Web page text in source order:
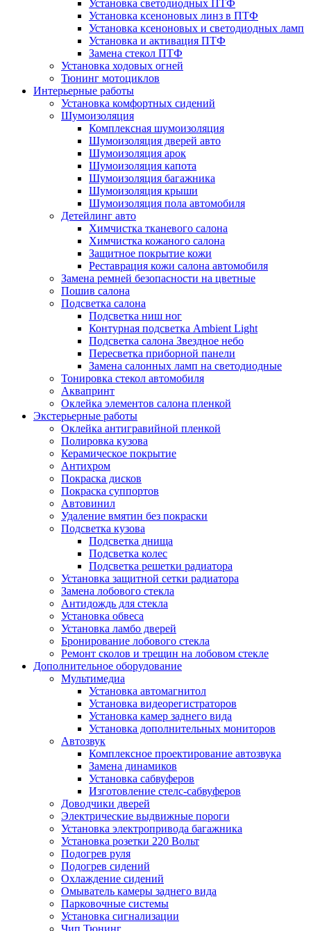
Установка светодиодных ПТФ
Установка ксеноновых линз в ПТФ
Установка ксеноновых и светодиодных ламп
Установка и активация ПТФ
Замена стекол ПТФ
Установка ходовых огней
Тюнинг мотоциклов
Интерьерные работы
Установка комфортных сидений
Шумоизоляция
Комплексная шумоизоляция
Шумоизоляция дверей авто
Шумоизоляция арок
Шумоизоляция капота
Шумоизоляция багажника
Шумоизоляция крыши
Шумоизоляция пола автомобиля
Детейлинг авто
Химчистка тканевого салона
Химчистка кожаного салона
Защитное покрытие кожи
Реставрация кожи салона автомобиля
Замена ремней безопасности на цветные
Пошив салона
Подсветка салона
Подсветка ниш ног
Контурная подсветка Ambient Light
Подсветка салона Звездное небо
Пересветка приборной панели
Замена салонных ламп на светодиодные
Тонировка стекол автомобиля
Аквапринт
Оклейка элементов салона пленкой
Экстерьерные работы
Оклейка антигравийной пленкой
Полировка кузова
Керамическое покрытие
Антихром
Покраска дисков
Покраска суппортов
Автовинил
Удаление вмятин без покраски
Подсветка кузова
Подсветка днища
Подсветка колес
Подсветка решетки радиатора
Установка защитной сетки радиатора
Замена лобового стекла
Антидождь для стекла
Установка обвеса
Установка ламбо дверей
Бронирование лобового стекла
Ремонт сколов и трещин на лобовом стекле
Дополнительное оборудование
Мультимедиа
Установка автомагнитол
Установка видеорегистраторов
Установка камер заднего вида
Установка дополнительных мониторов
Автозвук
Комплексное проектирование автозвука
Замена динамиков
Установка сабвуферов
Изготовление стелс-сабвуферов
Доводчики дверей
Электрические выдвижные пороги
Установка электропривода багажника
Установка розетки 220 Вольт
Подогрев руля
Подогрев сидений
Охлаждение сидений
Омыватель камеры заднего вида
Парковочные системы
Установка сигнализации
Чип Тюнинг